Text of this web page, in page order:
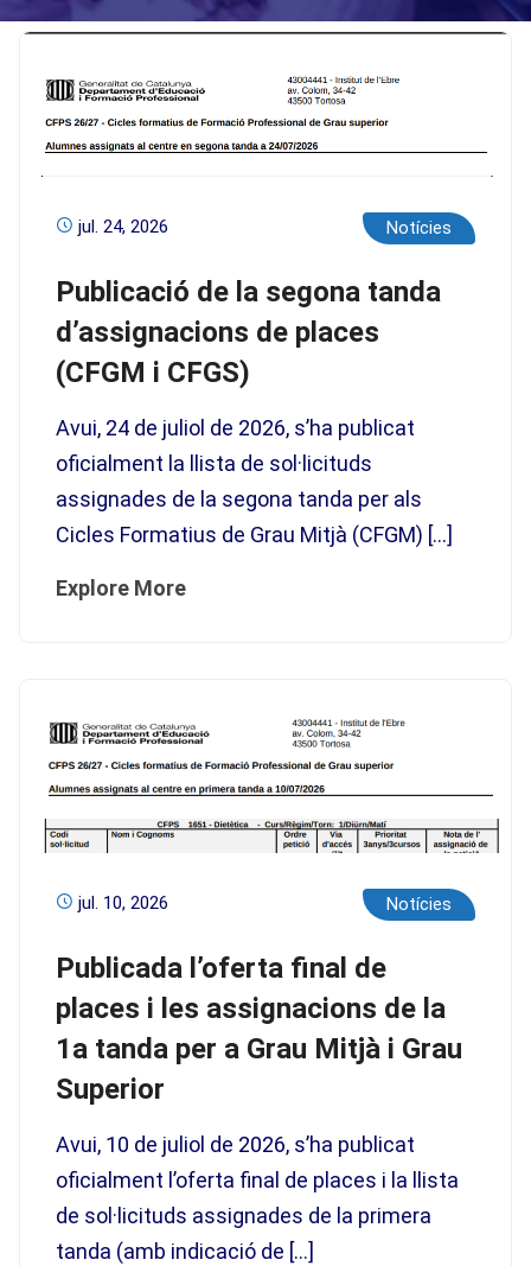
jul. 24, 2026 Notícies
Publicació de la segona tanda
d’assignacions de places
(CFGM i CFGS)
Avui, 24 de juliol de 2026, s’ha publicat
oficialment la llista de sol·licituds
assignades de la segona tanda per als
Cicles Formatius de Grau Mitjà (CFGM) […]
Explore More
jul. 10, 2026 Notícies
Publicada l’oferta final de
places i les assignacions de la
1a tanda per a Grau Mitjà i Grau
Superior
Avui, 10 de juliol de 2026, s’ha publicat
oficialment l’oferta final de places i la llista
de sol·licituds assignades de la primera
tanda (amb indicació de […]